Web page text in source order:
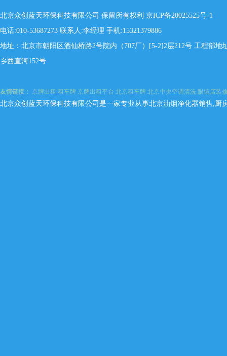
北京众创蓝天环保科技有限公司 保留所有权利 京ICP备20025525号-1
电话:010-53687273 联系人:李经理 手机:15321379886
地址：北京市朝阳区酒仙桥路2号院内（707厂）[5-2]2层212号 工程部地
乡西直河152号
友情链接： 京牌出租 租车牌 京牌出租平台 北京租车牌 北京中央空调清洗 眼镜店装
北京众创蓝天环保科技有限公司是一家专业从事北京油烟净化器销售,厨